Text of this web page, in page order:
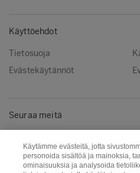
Käyttöehdot
Tietosuoja
Evästekäytännöt
Seuraa meitä
YouTube
Käytämme evästeitä, jotta
personoida sisältöä ja mainoksia,
ominaisuuksia ja analysoida